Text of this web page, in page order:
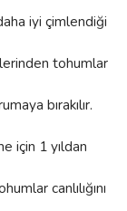
iyi çimlendiği
tohumlar
bırakılır.
için 1 yıldan
canlılığını